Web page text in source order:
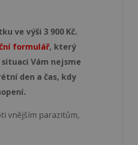
ve výši 3 900 Kč.
formulář, který
Vám nejsme
den a čas, kdy
vnějším parazitům,